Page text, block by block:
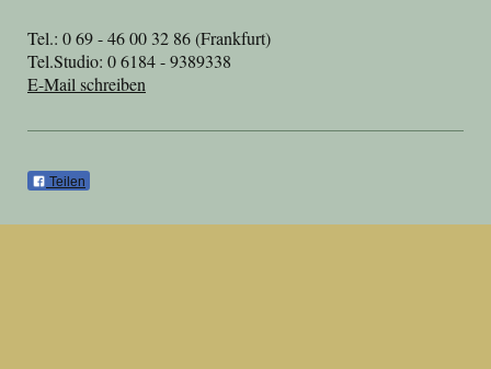
Tel.: 0 69 - 46 00 32 86 (Frankfurt)
Tel.Studio: 0 6184 - 9389338
E-Mail schreiben
Teilen